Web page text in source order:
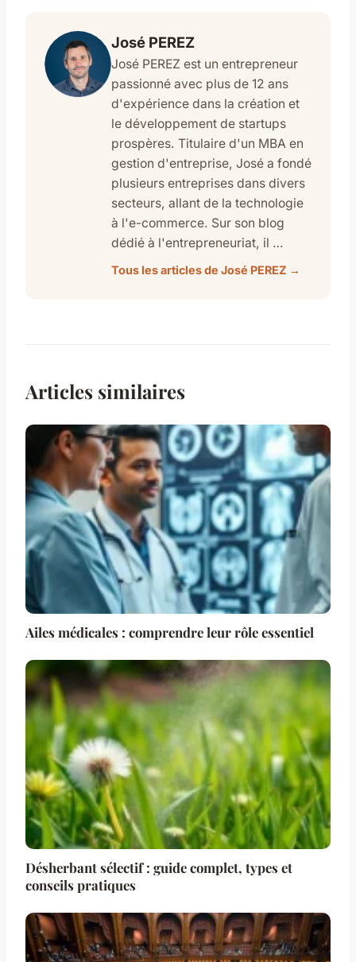
José PEREZ
José PEREZ est un entrepreneur
passionné avec plus de 12 ans
d'expérience dans la création et
le développement de startups
prospères. Titulaire d'un MBA en
gestion d'entreprise, José a fondé
plusieurs entreprises dans divers
secteurs, allant de la technologie
à l'e-commerce. Sur son blog
dédié à l'entrepreneuriat, il …
Tous les articles de José PEREZ →
Articles similaires
Ailes médicales : comprendre leur rôle essentiel
Désherbant sélectif : guide complet, types et
conseils pratiques